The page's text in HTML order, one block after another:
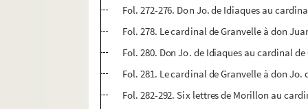
Fol. 272-276. Don Jo. de Idiaques au
Fol. 278. Le cardinal de Granvelle à don
Fol. 280. Don Jo. de Idiaques au cardinal
Fol. 281. Le cardinal de Granvelle à don
Fol. 282-292. Six lettres de Morillon au